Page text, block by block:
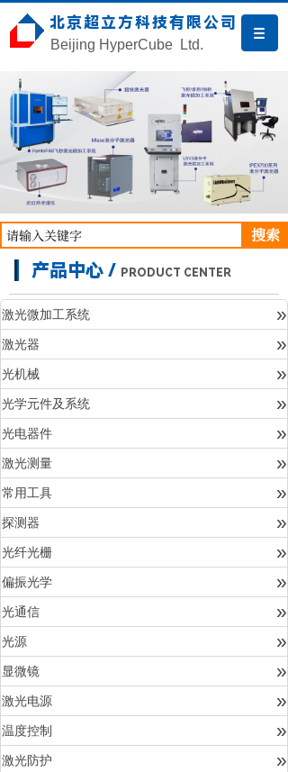
北京超立方科技有限公司
Beijing HyperCube Ltd.
搜索
产品中心 / PRODUCT CENTER
激光微加工系统 »
激光器 »
光机械 »
光学元件及系统 »
光电器件 »
激光测量 »
常用工具 »
探测器 »
光纤光栅 »
偏振光学 »
光通信 »
光源 »
显微镜 »
激光电源 »
温度控制 »
激光防护 »